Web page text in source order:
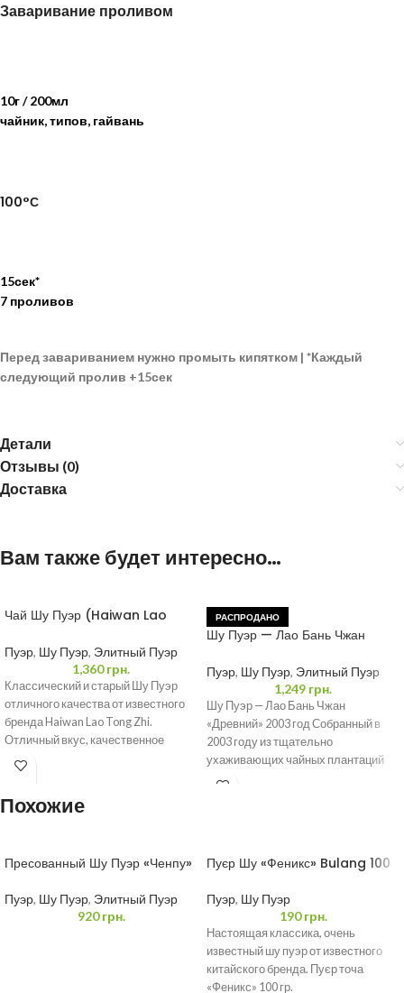
Заваривание проливом
10г / 200мл
чайник, типов, гайвань
100°С
15сек*
7 проливов
Перед завариванием нужно промыть кипятком | *Каждый
следующий пролив +15сек
Детали
Отзывы (0)
Доставка
Вам также будет интересно…
Чай Шу Пуэр (Haiwan Lao
Пуэр, Шу Пуэр, Элитный Пуэр
1,360грн.
Классический и старый Шу Пуэр
отличного качества от известного
бренда Haiwan Lao Tong Zhi.
Отличный вкус, качественное
сырье, в общем-то
РАСПРОДАНО
Шу Пуэр — Лао Бань Чжан
Пуэр, Шу Пуэр, Элитный Пуэр
1,249 грн.
Шу Пуэр — Лао Бань Чжан
«Древний» 2003 год Собранный в
2003 году из тщательно
ухаживающих чайных плантаций
этот чай
Похожие
Пресованный Шу Пуэр «Ченпу»
Пуэр, Шу Пуэр, Элитный Пуэр
920грн.
Пуєр Шу «Феникс» Bulang 100
Пуэр, Шу Пуэр
190грн.
Настоящая классика, очень
известный шу пуэр от известного
китайского бренда. Пуєр точа
«Феникс» 100 гр.